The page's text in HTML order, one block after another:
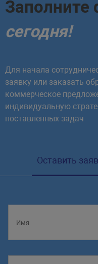
Заполните
сегодня!
Для начала
заявку или заказать
коммерческое
индивидуальную
поставленных задач
Оставить